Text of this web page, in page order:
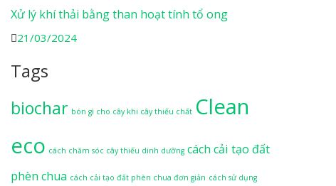
Xử lý khí thải bằng than hoạt tính tổ ong
21/03/2024
Tags
biochar bón gì cho cây khi cây thiếu chất Clean
eco cách chăm sóc cây thiếu dinh dưỡng cách cải tạo đất
phèn chua cách cải tạo đất phèn chua đơn giản cách sử dụng